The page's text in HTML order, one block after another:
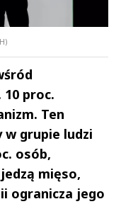
proc.
Ten
grupie ludzi
osób,
mięso,
ogranicza jego